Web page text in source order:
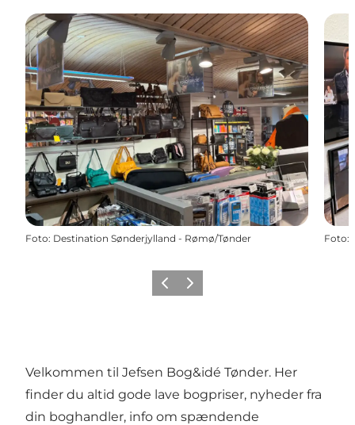
Foto: Destination Sønderjylland - Rømø/Tønder Foto:
ForrigeNæste
Velkommen til Jefsen Bog&idé Tønder. Her
finder du altid gode lave bogpriser, nyheder fra
din boghandler, info om spændende